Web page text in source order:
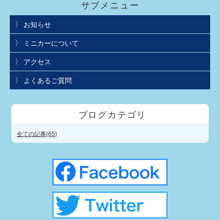
サブメニュー
お知らせ
ミニカーについて
アクセス
よくあるご質問
ブログカテゴリ
全ての記事(65)